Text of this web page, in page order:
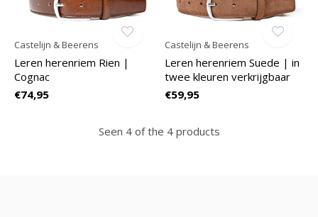
Castelijn & Beerens
Leren herenriem Rien |
Cognac
€74,95
Castelijn & Beerens
Leren herenriem Suede | in
twee kleuren verkrijgbaar
€59,95
Seen 4 of the 4 products